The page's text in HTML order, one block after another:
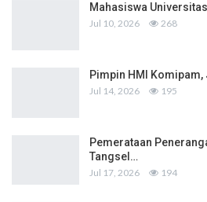
Mahasiswa
Jul 10, 2026 268
Pimpin HMI
Jul 14, 2026 195
Pemerataan
Tangsel…
Jul 17, 2026 194